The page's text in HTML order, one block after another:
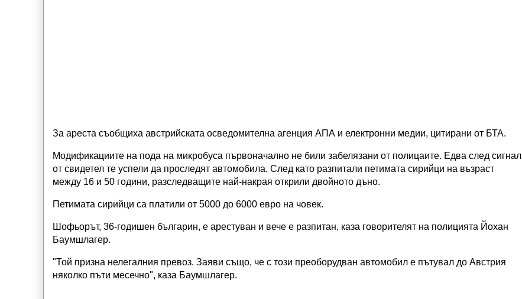
За ареста съобщиха австрийската осведомителна агенция АПА и електронни медии, цитирани от БТА.
Модификациите на пода на микробуса първоначално не били забелязани от полицаите. Едва след сигнал
от свидетел те успели да проследят автомобила. След като разпитали петимата сирийци на възраст
между 16 и 50 години, разследващите най-накрая открили двойното дъно.
Петимата сирийци са платили от 5000 до 6000 евро на човек.
Шофьорът, 36-годишен българин, е арестуван и вече е разпитан, каза говорителят на полицията Йохан
Баумшлагер.
"Той призна нелегалния превоз. Заяви също, че с този преоборудван автомобил е пътувал до Австрия
няколко пъти месечно", каза Баумшлагер.